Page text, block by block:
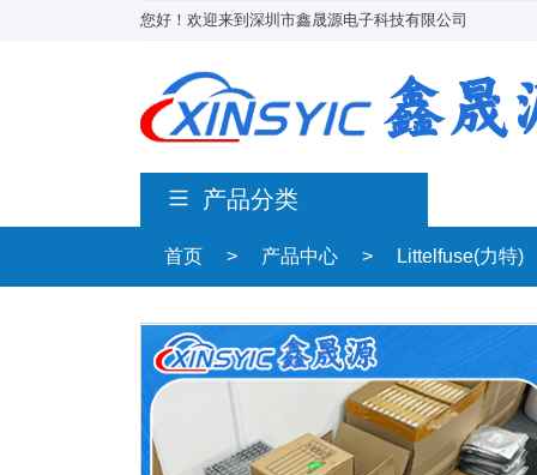
您好！欢迎来到深圳市鑫晟源电子科技有限公司
产品分类
首页 > 产品中心 > Littelfuse(力特)